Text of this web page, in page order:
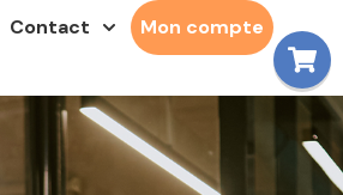
Contact Mon compte